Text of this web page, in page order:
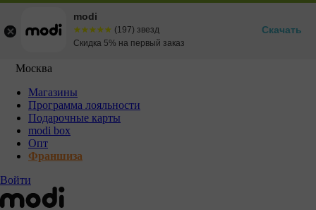
Москва
Магазины
Программа лояльности
Подарочные карты
modi box
Опт
Франшиза
Войти
modi
☆☆☆☆☆
★★★★★ (197) звезд
Скидка 5% на первый заказ
Скачать